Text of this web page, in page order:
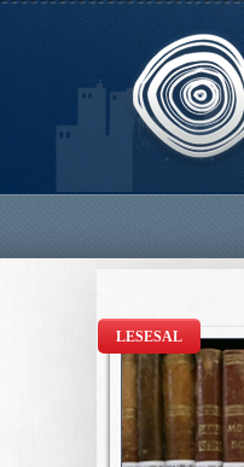
LESESAL